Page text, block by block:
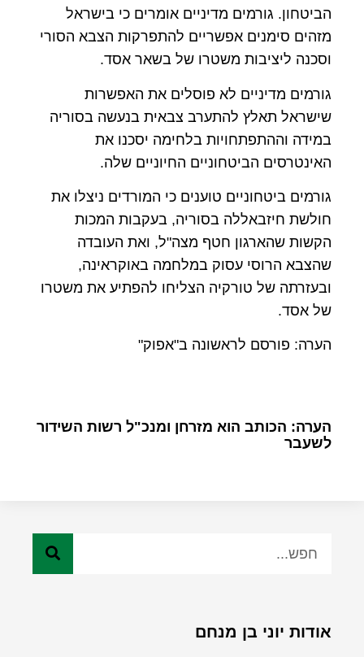
הביטחון. גורמים מדיניים אומרים כי בישראל
מזהים סימנים אפשריים להתפרקות הצבא הסורי
וסכנה ליציבות משטרו של בשאר אסד.
גורמים מדיניים לא פוסלים את האפשרות
שישראל תאלץ להתערב צבאית בנעשה בסוריה
במידה וההתפתחויות בלחימה יסכנו את
האינטרסים הביטחוניים החיוניים שלה.
גורמים ביטחוניים טוענים כי המורדים ניצלו את
חולשת חיזבאללה בסוריה, בעקבות המכות
הקשות שהארגון חטף מצה"ל, ואת העובדה
שהצבא הרוסי עסוק במלחמה באוקראינה,
ובעזרתה של טורקיה הצליחו להפתיע את משטרו
של אסד.
הערה: פורסם לראשונה ב"אפוק"
הערה: הכותב הוא מזרחן ומנכ"ל רשות השידור
לשעבר
אודות יוני בן מנחם